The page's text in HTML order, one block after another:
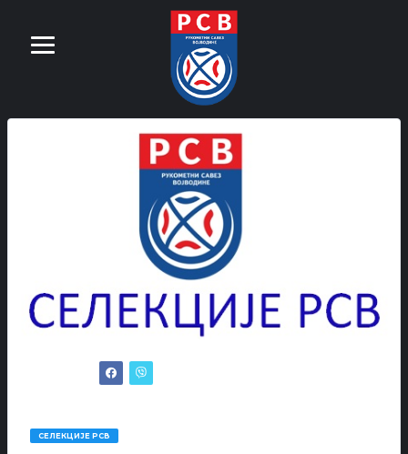
СЕЛЕКЦИЈЕ РСВ